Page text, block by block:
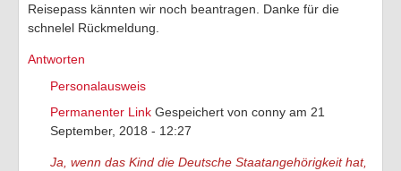
Reisepass kännten wir noch beantragen. Danke für die
schnelel Rückmeldung.
Antworten
Personalausweis
Permanenter Link Gespeichert von conny am 21
September, 2018 - 12:27
Ja, wenn das Kind die Deutsche Staatangehörigkeit hat,